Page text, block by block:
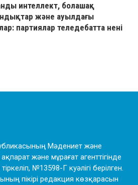
интеллект, болашақ
және ауылдағы
партиялар теледебатта нені
Мәдениет және
және мұрағат агенттігінде
№13598-Г куәлігі берілген.
пікірі редакция көзқарасын